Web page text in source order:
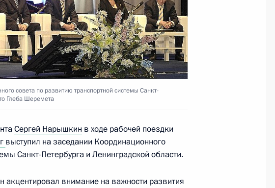
поручений, данных
Президента в Томской
в Томской области
совета по развитию транспортной системы Санкт-
Глеба Шеремета
Сергей Нарышкин в ходе рабочей поездки
выступил на заседании Координационного
Санкт-Петербурга и Ленинградской области.
внимание на важности развития